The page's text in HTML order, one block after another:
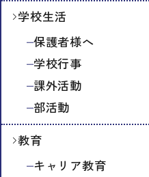
学校生活
保護者様へ
学校行事
課外活動
部活動
教育
キャリア教育